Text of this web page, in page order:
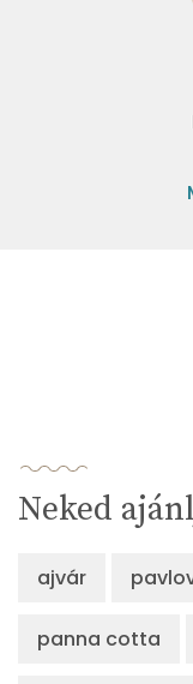
Neked
ajvár
panna cotta